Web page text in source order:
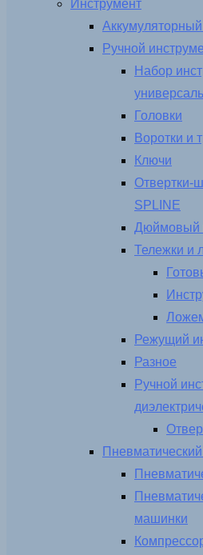
Инструмент
Ручной
Набор
Головки
Воротки и
Ключи
Отвертки-
SPLINE
Дюймовый
Тележки и
Режущий
Разное
Ручной
машинки